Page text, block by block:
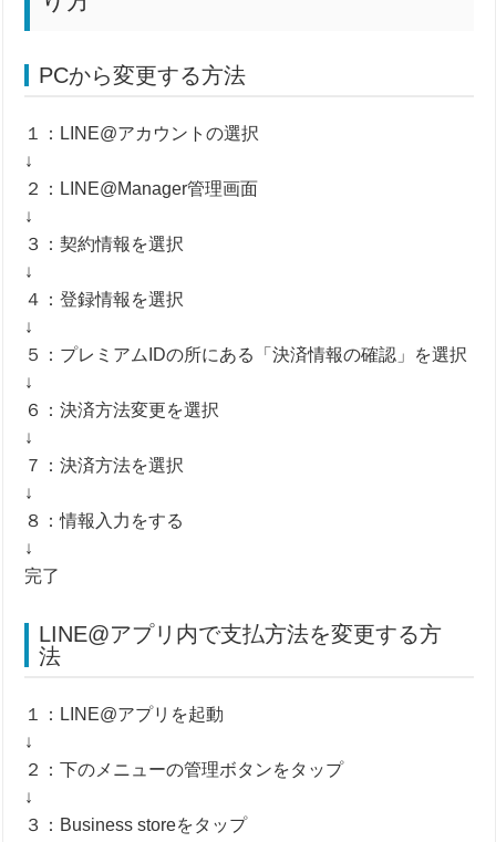
PCから変更する方法
１：LINE@アカウントの選択
↓
２：LINE@Manager管理画面
↓
３：契約情報を選択
↓
４：登録情報を選択
↓
５：プレミアムIDの所にある「決済情報の確認」を選択
↓
６：決済方法変更を選択
↓
７：決済方法を選択
↓
８：情報入力をする
↓
完了
LINE@アプリ内で支払方法を変更する方
法
１：LINE@アプリを起動
↓
２：下のメニューの管理ボタンをタップ
↓
３：Business storeをタップ